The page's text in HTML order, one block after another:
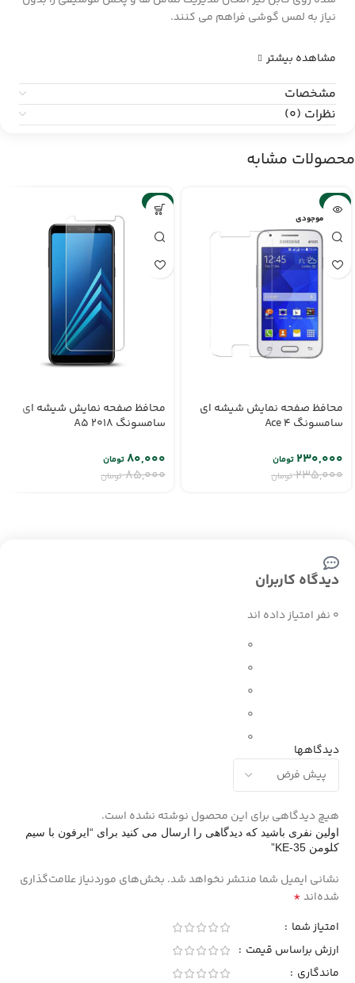
نیاز به لمس گوشی فراهم می کنند.
مشاهده بیشتر
مشخصات
نظرات (0)
محصولات مشابه
-2%
اتمام موجودی
محافظ صفحه نمایش شیشه ای
سامسونگ Ace 4
۲۳۵,۰۰۰ تومان
۲۳۰,۰۰۰تومان
-6%
محافظ صفحه نمایش شیشه ای
سامسونگ A5 2018
۸۵,۰۰۰ تومان
۸۰,۰۰۰تومان
دیدگاه کاربران
0 نفر امتیاز داده اند
0
0
0
0
0
دیدگاهها
هیچ دیدگاهی برای این محصول نوشته نشده است.
اولین نفری باشید که دیدگاهی را ارسال می کنید برای “ایرفون با سیم
کلومن KE-35”
نشانی ایمیل شما منتشر نخواهد شد. بخش‌های موردنیاز علامت‌گذاری
شده‌اند*
امتیاز شما
ارزش براساس قیمت
ماندگاری